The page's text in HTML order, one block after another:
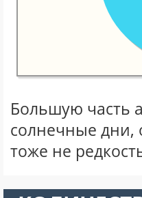
Большую часть
солнечные дни,
тоже не